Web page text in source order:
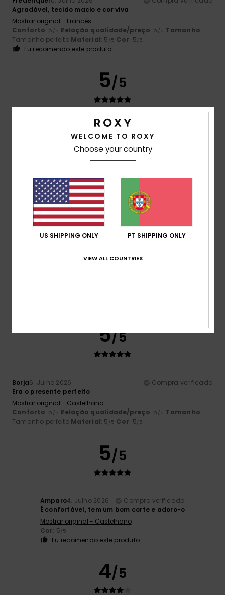
Agradável, tecido macio e cor viva
Mostrar original - Francês
Conforto: 5 /5 Relação qualidade/preço: 5 /5 Tamanho:
Tamanho perfeito Material: 5 /5 Cor: 5 /5
Eu recomendo este produto
5/5
É exatamente o que eu procurava
Mostrar original - Francês
Eu recomendo este produto
5
5/5
Borja6. Julho 2026
Compra verificada
Era o presente perfeito
Mostrar original - Castelhano
Conforto: 5 /5 Relação qualidade/preço: 5 /5 Tamanho:
Tamanho perfeito Material: 5 /5 Cor: 5 /5
5/5
Amparo4. Julho 2026
Compra verificada
É confortável, tem um bom corte e adoro-o
Mostrar original - Castelhano
Cor: 5 /5
Eu recomendo este produto
4/5
WELCOME TO ROXY
Choose your country
US SHIPPING ONLY PT SHIPPING ONLY
VIEW ALL COUNTRIES